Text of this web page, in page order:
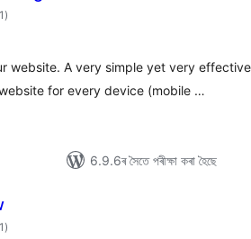
টা
মুঠ)
website. A very simple yet very
for every device (mobile …
6.9.6ৰ সৈতে পৰীক্ষা কৰা হৈছে
টা
মুঠ)